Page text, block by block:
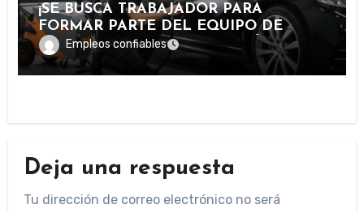
¡SE BUSCA TRABAJADOR PARA
FORMAR PARTE DEL EQUIPO DE
LAVADO Y CUIDADO DE VEHÍCULOS
EN IMPORTANTE CENTRO DE
SERVICIOS AUTOMOTRICES!
Empleos confiables
Deja una respuesta
Tu dirección de correo electrónico no será